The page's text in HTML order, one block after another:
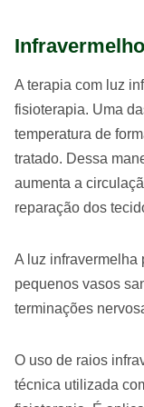
A terapia com luz
fisioterapia. Uma
temperatura de
tratado. Dessa
aumenta a
reparação dos
A luz infravermelha
pequenos vasos
terminações
O uso de raios
técnica utilizada